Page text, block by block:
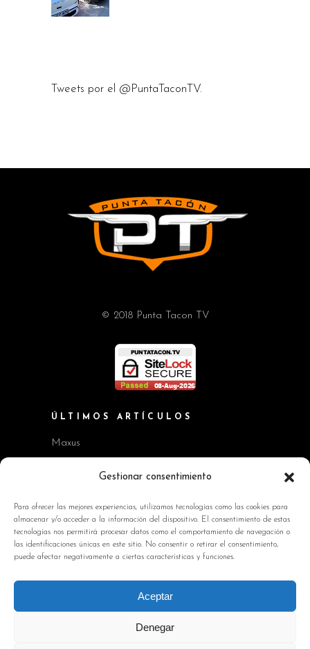
Gestionar consentimiento
Para ofrecer las mejores experiencias, utilizamos tecnologías como las cookies para
almacenar y/o acceder a la información del dispositivo. El consentimiento de estas
tecnologías nos permitirá procesar datos como el comportamiento de navegación o
las identificaciones únicas en este sitio. No consentir o retirar el consentimiento,
puede afectar negativamente a ciertas características y funciones.
Aceptar
Denegar
Tweets por el @PuntaTaconTV.
© 2018 Punta Tacon TV
ÚLTIMOS ARTÍCULOS
Maxus
Workshop BMW Neue Klasse
Kia EV2 y Kia Seltos
Skoda Octavia RS
INFORMACIÓN DE INTERÉS